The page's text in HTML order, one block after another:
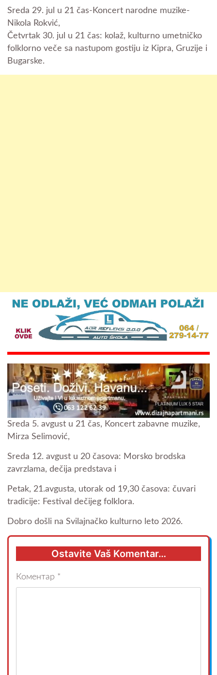
Sreda 29. jul u 21 čas-Koncert narodne muzike-
Nikola Rokvić,
Četvrtak 30. jul u 21 čas: kolaž, kulturno umetničko
folklorno veče sa nastupom gostiju iz Kipra, Gruzije i
Bugarske.
Sreda 5. avgust u 21 čas, Koncert zabavne muzike,
Mirza Selimović,
Sreda 12. avgust u 20 časova: Morsko brodska
zavrzlama, dečija predstava i
Petak, 21.avgusta, utorak od 19,30 časova: čuvari
tradicije: Festival dečijeg folklora.
Dobro došli na Svilajnačko kulturno leto 2026.
Ostavite Vaš Komentar…
Коментар *